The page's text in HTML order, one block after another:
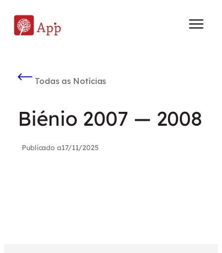
Todas as Notícias
Biénio 2007 — 2008
Publicado a17/11/2025